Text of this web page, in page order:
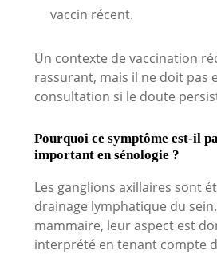
vaccin récent.
Un contexte de vaccination
rassurant, mais il ne doit pas
consultation si le doute
Pourquoi ce symptôme est-il
important en sénologie ?
Les ganglions axillaires sont
drainage lymphatique du
mammaire, leur aspect est
interprété en tenant compte